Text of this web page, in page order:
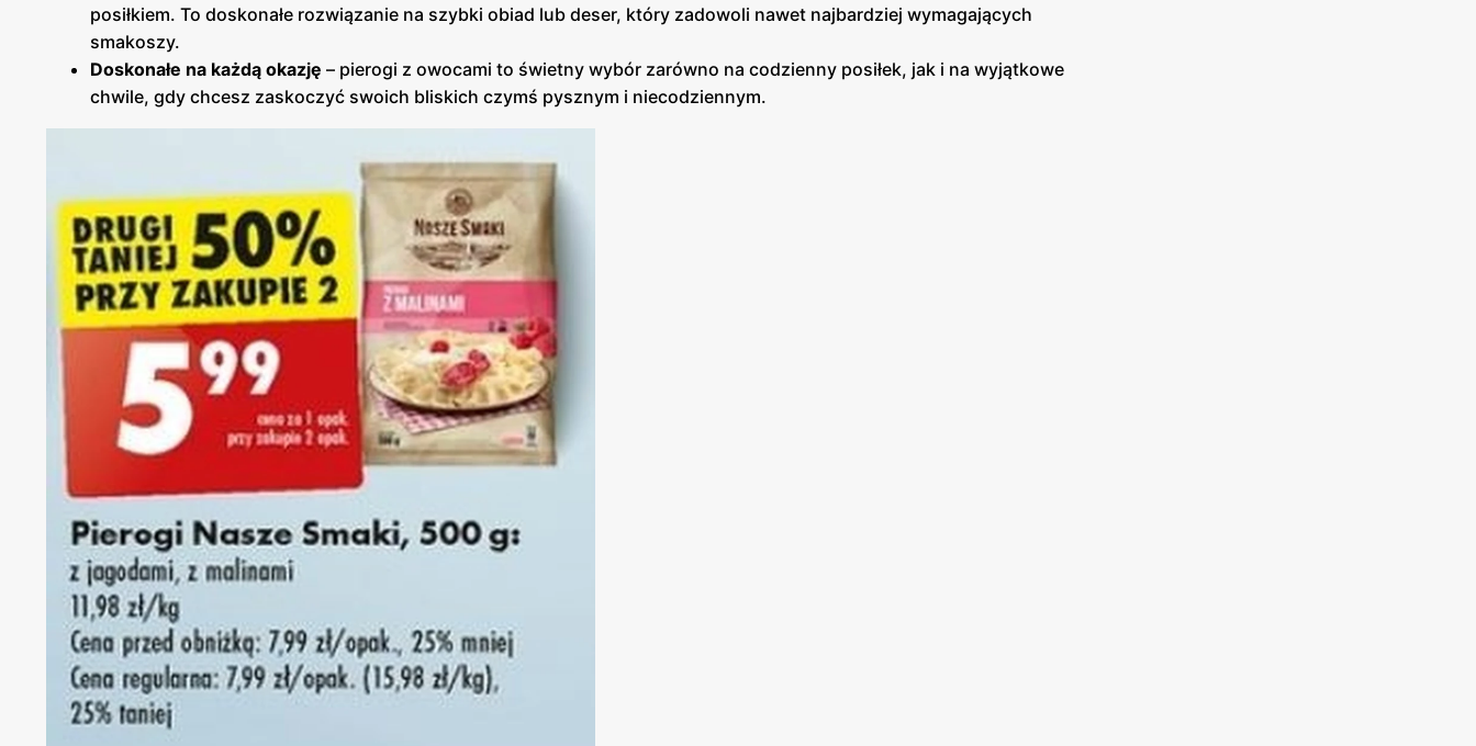
posiłkiem. To doskonałe rozwiązanie na szybki obiad lub deser, który zadowoli nawet najbardziej wymagających
smakoszy.
Doskonałe na każdą okazję – pierogi z owocami to świetny wybór zarówno na codzienny posiłek, jak i na wyjątkowe
chwile, gdy chcesz zaskoczyć swoich bliskich czymś pysznym i niecodziennym.